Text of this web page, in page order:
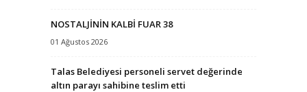
NOSTALJİNİN KALBİ FUAR 38
01 Ağustos 2026
Talas Belediyesi personeli servet değerinde
altın parayı sahibine teslim etti